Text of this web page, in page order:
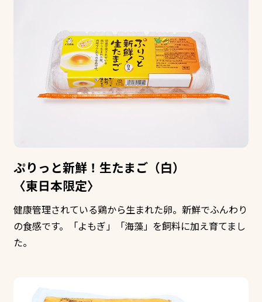
ぷりっと新鮮！生たまご（白）
〈東日本限定〉
健康管理されている鶏から生まれた卵。新鮮でふんわり
の食感です。「よもぎ」「海藻」を飼料に加え育てまし
た。